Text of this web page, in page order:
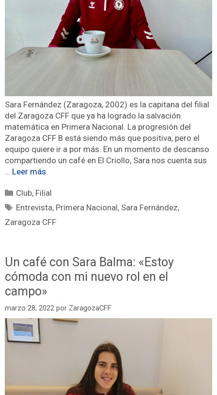
Sara Fernández (Zaragoza, 2002) es la capitana del filial
del Zaragoza CFF que ya ha logrado la salvación
matemática en Primera Nacional. La progresión del
Zaragoza CFF B está siendo más que positiva, pero el
equipo quiere ir a por más. En un momento de descanso
compartiendo un café en El Criollo, Sara nos cuenta sus
… Leer más
Club, Filial
Entrevista, Primera Nacional, Sara Fernández,
Zaragoza CFF
Un café con Sara Balma: «Estoy
cómoda con mi nuevo rol en el
campo»
marzo 28, 2022 por ZaragozaCFF